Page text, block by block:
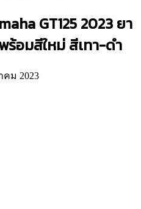
GT125 2023 ยา
ร้อมสีใหม่ สีเทา-ดำ
คม 2023